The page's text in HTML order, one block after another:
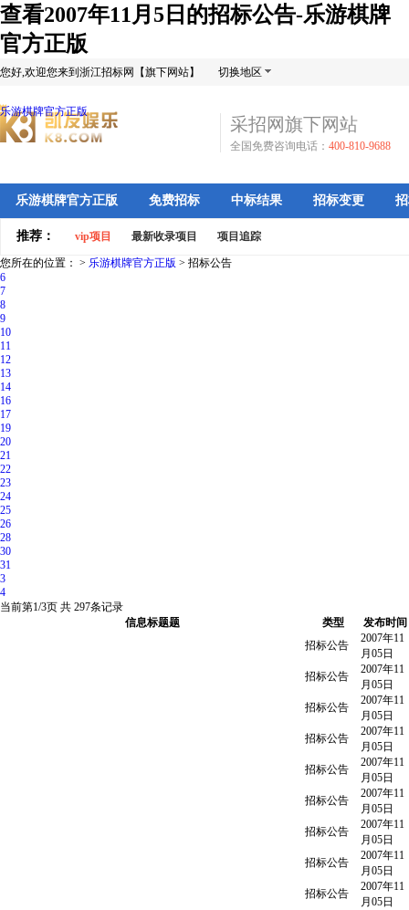
查看2007年11月5日的招标公告-乐游棋牌
官方正版
您好,欢迎您来到浙江招标网【旗下网站】 切换地区
乐游棋牌官方正版
采招网旗下网站
全国免费咨询电话： 400-810-9688
乐游棋牌官方正版 免费招标 中标结果 招标变更
推荐： vip项目 最新收录项目 项目追踪
您所在的位置： > 乐游棋牌官方正版 > 招标公告
6
7
8
9
10
11
12
13
14
16
17
19
20
21
22
23
24
25
26
28
30
31
3
4
当前第1/3页 共 297条记录
信息标题题
类型
发布时间
招标公告
2007年11
月05日
招标公告
2007年11
月05日
招标公告
2007年11
月05日
招标公告
2007年11
月05日
招标公告
2007年11
月05日
招标公告
2007年11
月05日
招标公告
2007年11
月05日
招标公告
2007年11
月05日
招标公告
2007年11
月05日